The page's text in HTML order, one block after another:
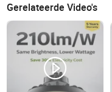
Gerelateerde Video's